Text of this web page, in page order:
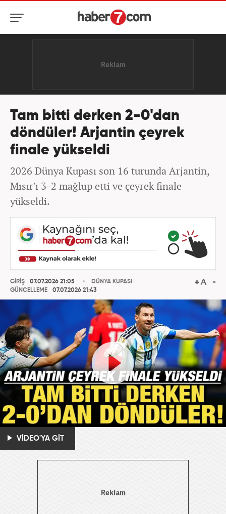
Tam bitti derken 2-0'dan
döndüler! Arjantin çeyrek
finale yükseldi
2026 Dünya Kupası son 16 turunda Arjantin,
Mısır'ı 3-2 mağlup etti ve çeyrek finale
yükseldi.
GİRİŞ
07.07.2026 21:05
GÜNCELLEME
07.07.2026 21:43
DÜNYA KUPASI
VİDEO'YA GİT